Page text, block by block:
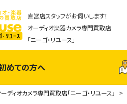
直営店スタッフがお伺いします！
オーディオ楽器カメラ専門買取店
「ニーゴ・リユース」
めての方へ
ディオカメラ専門買取店「ニーゴ・リユース」